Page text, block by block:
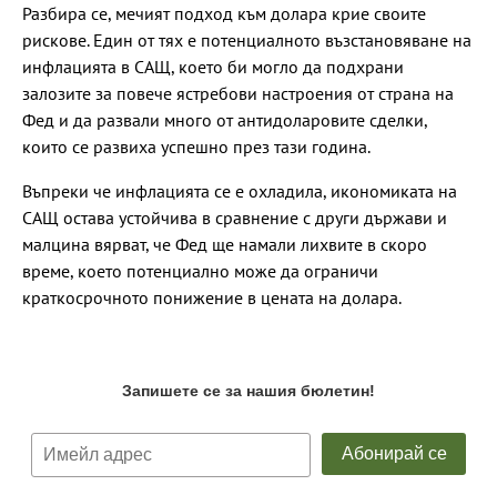
Разбира се, мечият подход към долара крие своите
рискове. Един от тях е потенциалното възстановяване на
инфлацията в САЩ, което би могло да подхрани
залозите за повече ястребови настроения от страна на
Фед и да развали много от антидоларовите сделки,
които се развиха успешно през тази година.
Въпреки че инфлацията се е охладила, икономиката на
САЩ остава устойчива в сравнение с други държави и
малцина вярват, че Фед ще намали лихвите в скоро
време, което потенциално може да ограничи
краткосрочното понижение в цената на долара.